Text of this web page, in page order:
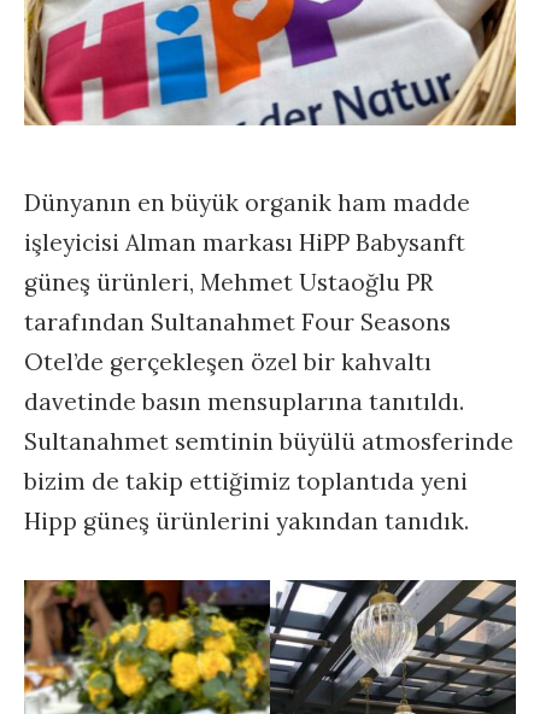
Dünyanın en büyük organik ham madde
işleyicisi Alman markası HiPP Babysanft
güneş ürünleri, Mehmet Ustaoğlu PR
tarafından Sultanahmet Four Seasons
Otel’de gerçekleşen özel bir kahvaltı
davetinde basın mensuplarına tanıtıldı.
Sultanahmet semtinin büyülü atmosferinde
bizim de takip ettiğimiz toplantıda yeni
Hipp güneş ürünlerini yakından tanıdık.